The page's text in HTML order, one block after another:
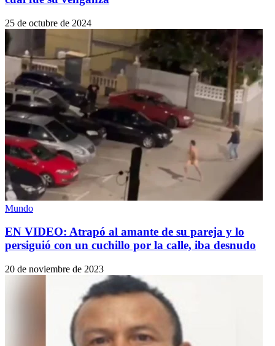
25 de octubre de 2024
Mundo
EN VIDEO: Atrapó al amante de su pareja y lo
persiguió con un cuchillo por la calle, iba desnudo
20 de noviembre de 2023